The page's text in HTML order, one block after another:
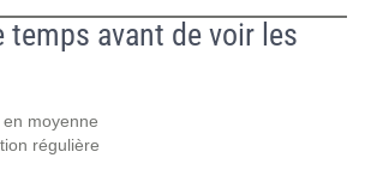
temps avant de voir les
moyenne
régulière